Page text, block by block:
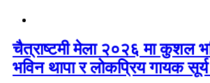
चैत्राष्टमी मेला २०२६ मा कुशल
भविन थापा र लोकप्रिय गायक